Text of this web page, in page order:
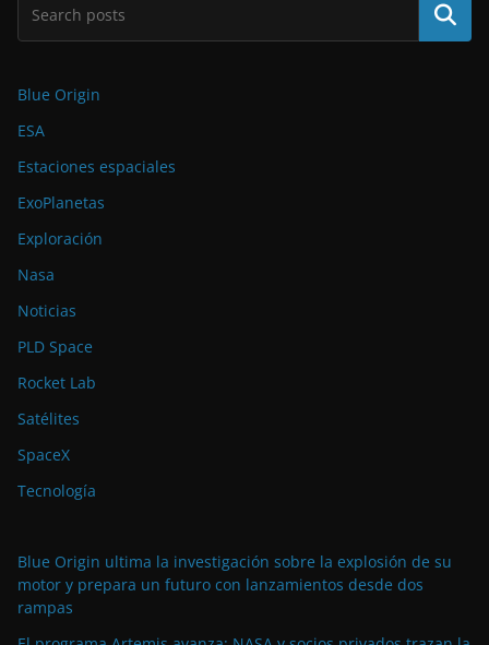
Buscar
Blue Origin
ESA
Estaciones espaciales
ExoPlanetas
Exploración
Nasa
Noticias
PLD Space
Rocket Lab
Satélites
SpaceX
Tecnología
Blue Origin ultima la investigación sobre la explosión de su
motor y prepara un futuro con lanzamientos desde dos
rampas